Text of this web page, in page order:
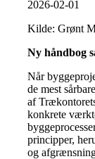
2026-02-01
Kilde: Grønt
Ny håndbog
Når
de mest
af
konkrete
principper,
og